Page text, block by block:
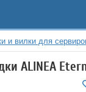
и вилки для
ALINEA